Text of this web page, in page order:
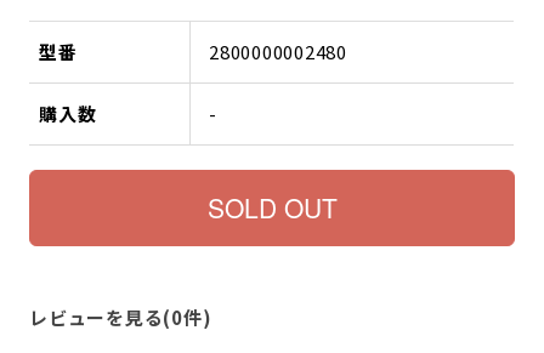
型番 2800000002480
購入数 -
レビューを見る(0件)